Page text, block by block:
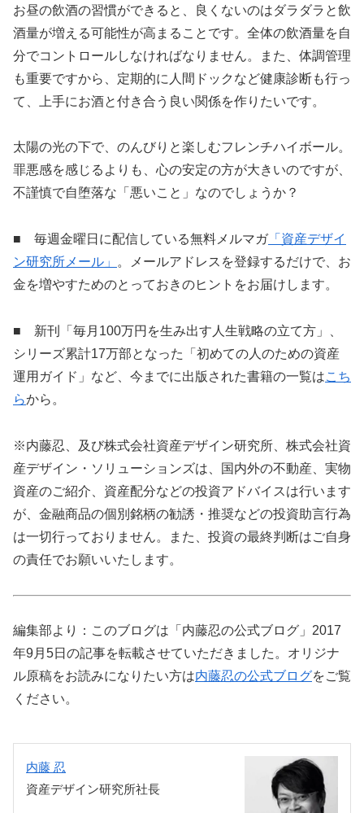
お昼の飲酒の習慣ができると、良くないのはダラダラと飲
酒量が増える可能性が高まることです。全体の飲酒量を自
分でコントロールしなければなりません。また、体調管理
も重要ですから、定期的に人間ドックなど健康診断も行っ
て、上手にお酒と付き合う良い関係を作りたいです。
太陽の光の下で、のんびりと楽しむフレンチハイボール。
罪悪感を感じるよりも、心の安定の方が大きいのですが、
不謹慎で自堕落な「悪いこと」なのでしょうか？
■ 毎週金曜日に配信している無料メルマガ「資産デザイ
ン研究所メール」
。メールアドレスを登録するだけで、お
金を増やすためのとっておきのヒントをお届けします。
■ 新刊「毎月100万円を生み出す人生戦略の立て方」、
シリーズ累計17万部となった「初めての人のための資産
運用ガイド」など、今までに出版された書籍の一覧はこち
らから。
※内藤忍、及び株式会社資産デザイン研究所、株式会社資
産デザイン・ソリューションズは、国内外の不動産、実物
資産のご紹介、資産配分などの投資アドバイスは行います
が、金融商品の個別銘柄の勧誘・推奨などの投資助言行為
は一切行っておりません。また、投資の最終判断はご自身
の責任でお願いいたします。
編集部より：このブログは「内藤忍の公式ブログ」2017
年9月5日の記事を転載させていただきました。オリジナ
ル原稿をお読みになりたい方は内藤忍の公式ブログをご覧
ください。
内藤 忍
資産デザイン研究所社長